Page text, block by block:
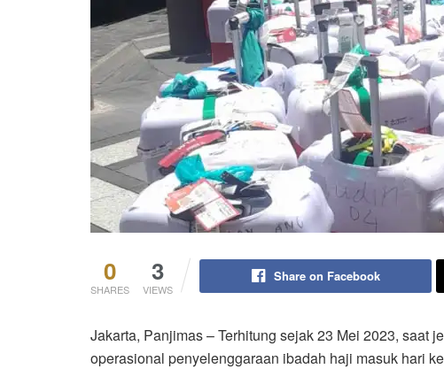
0
SHARES
3
VIEWS
Share on Facebook
Jakarta, Panjimas – Terhitung sejak 23 Mei 2023, saat
operasional penyelenggaraan ibadah haji masuk hari